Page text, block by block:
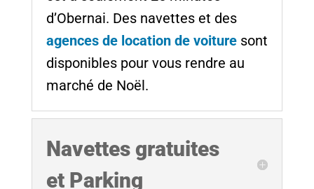
d’Obernai. Des navettes et des
agences de location de voituresont
disponibles pour vous rendre au
marché de Noël.
Navettes gratuites
et Parking